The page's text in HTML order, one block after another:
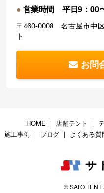
● 営業時間 平日9：00
〒460-0008 名古屋市中
ト
お問
HOME ｜ 店舗テント ｜
施工事例 ｜ ブログ ｜ よくある質
© SATO TENT